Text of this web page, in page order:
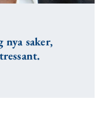
saker,